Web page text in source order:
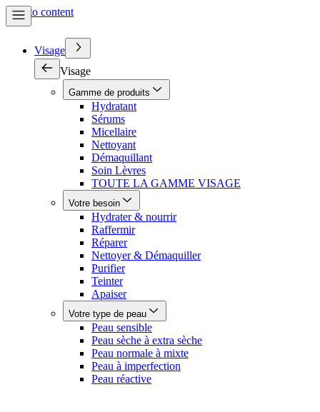
Skip to content
Visage
Visage
Gamme de produits
Hydratant
Sérums
Micellaire
Nettoyant
Démaquillant
Soin Lèvres
TOUTE LA GAMME VISAGE
Votre besoin
Hydrater & nourrir
Raffermir
Réparer
Nettoyer & Démaquiller
Purifier
Teinter
Apaiser
Votre type de peau
Peau sensible
Peau sèche à extra sèche
Peau normale à mixte
Peau à imperfection
Peau réactive